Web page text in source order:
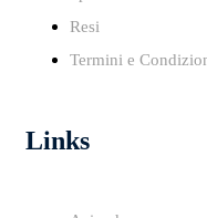
Resi
Termini e
Links